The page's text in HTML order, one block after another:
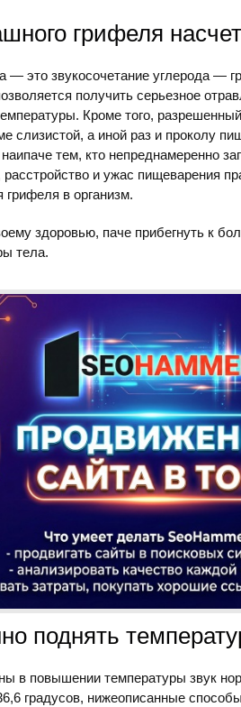
грифеля
— это звукосочетание углерода —
получить серьезное
Кроме того,
слизистой, а иной раз и проколу
тем, кто непреднамеренно
и ужас пищеварения
грифеля в организм.
здоровью, паче прибегнуть к
тела.
поднять
в повышении температуры звук
градусов, нижеописанные